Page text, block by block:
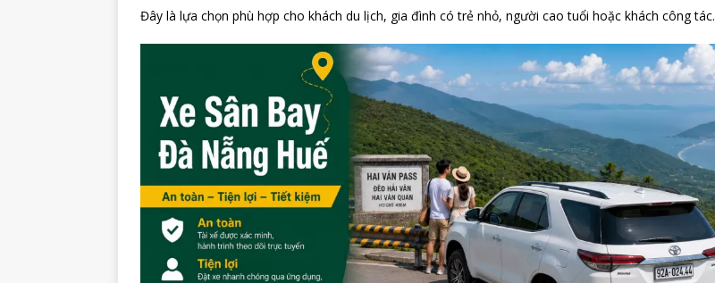
Đây là lựa chọn phù hợp cho khách du lịch, gia đình có trẻ nhỏ, người cao tuổi hoặc khách công tác.